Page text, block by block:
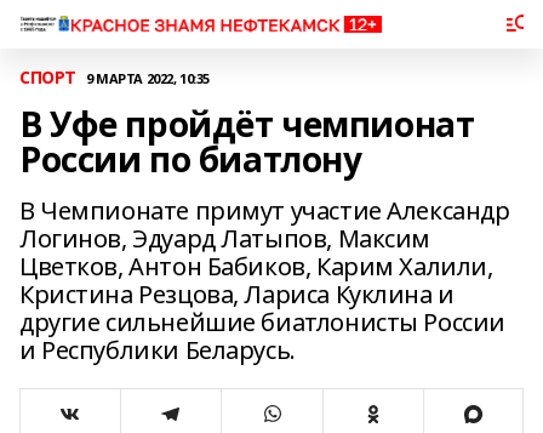
СПОРТ 9 МАРТА 2022, 10:35
В Уфе пройдёт чемпионат
России по биатлону
В Чемпионате примут участие Александр
Логинов, Эдуард Латыпов, Максим
Цветков, Антон Бабиков, Карим Халили,
Кристина Резцова, Лариса Куклина и
другие сильнейшие биатлонисты России
и Республики Беларусь.